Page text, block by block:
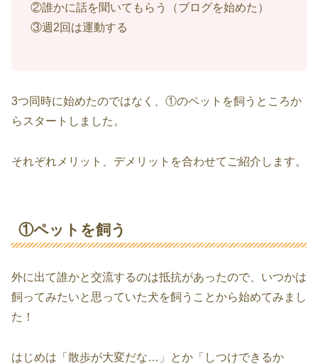
②誰かに話を聞いてもらう（ブログを始めた）
③週2回は運動する
3つ同時に始めたのではなく、①のペットを飼うところか
らスタートしました。
それぞれメリット、デメリットを合わせてご紹介します。
①ペットを飼う
外に出て誰かと交流するのは抵抗があったので、いつかは
飼ってみたいと思っていた犬を飼うことから始めてみまし
た！
はじめは「散歩が大変だな…」とか「しつけできるか